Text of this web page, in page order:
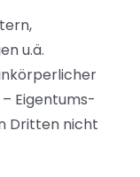
u.ä.
Eigentums-
Dritten nicht